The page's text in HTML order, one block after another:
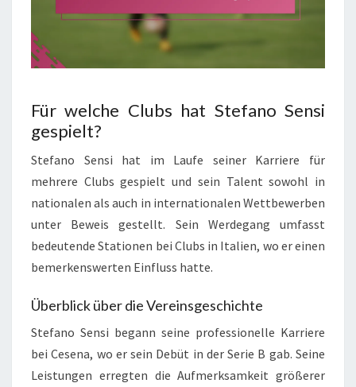
Für welche Clubs hat Stefano Sensi
gespielt?
Stefano Sensi hat im Laufe seiner Karriere für
mehrere Clubs gespielt und sein Talent sowohl in
nationalen als auch in internationalen Wettbewerben
unter Beweis gestellt. Sein Werdegang umfasst
bedeutende Stationen bei Clubs in Italien, wo er einen
bemerkenswerten Einfluss hatte.
Überblick über die Vereinsgeschichte
Stefano Sensi begann seine professionelle Karriere
bei Cesena, wo er sein Debüt in der Serie B gab. Seine
Leistungen erregten die Aufmerksamkeit größerer